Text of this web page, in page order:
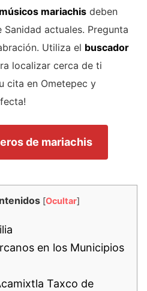
mariachis deben
actuales. Pregunta
Utiliza el buscador
localizar cerca de ti
cita en Ometepec y
de mariachis
[Ocultar]
en los Municipios
Taxco de